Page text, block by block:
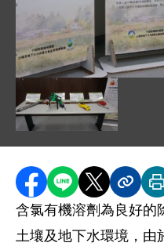
圖片說明：10602620
分享至 Facebook
分享到 LINE
分享到 X
分享
含氯有機溶劑為良好的
土壤及地下水環境，由